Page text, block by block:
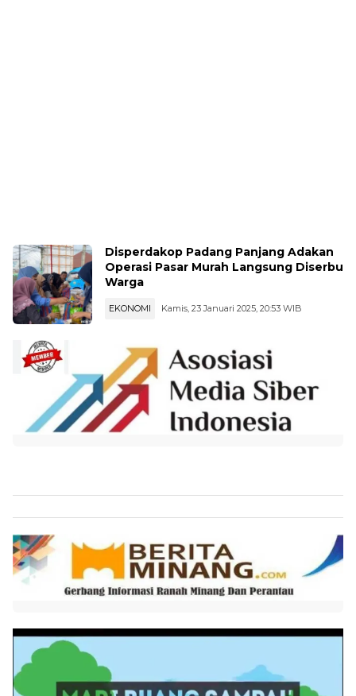
Disperdakop Padang Panjang Adakan
Operasi Pasar Murah Langsung Diserbu
Warga
EKONOMI Kamis, 23 Januari 2025, 20:53 WIB